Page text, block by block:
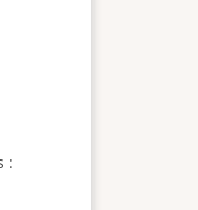
: